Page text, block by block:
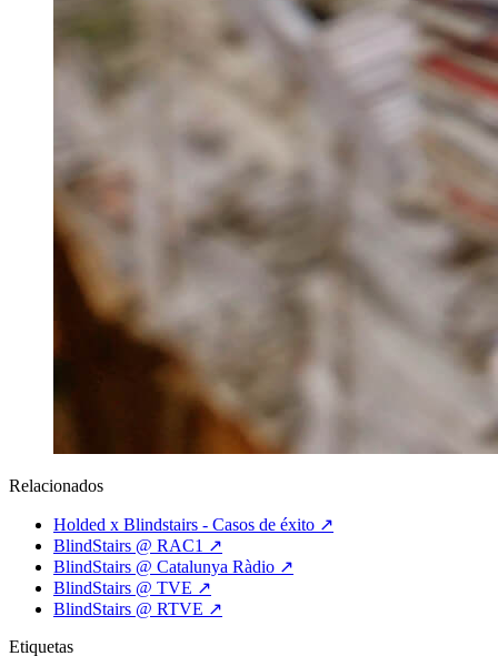
Relacionados
Holded x Blindstairs - Casos de éxito ↗
BlindStairs @ RAC1 ↗
BlindStairs @ Catalunya Ràdio ↗
BlindStairs @ TVE ↗
BlindStairs @ RTVE ↗
Etiquetas